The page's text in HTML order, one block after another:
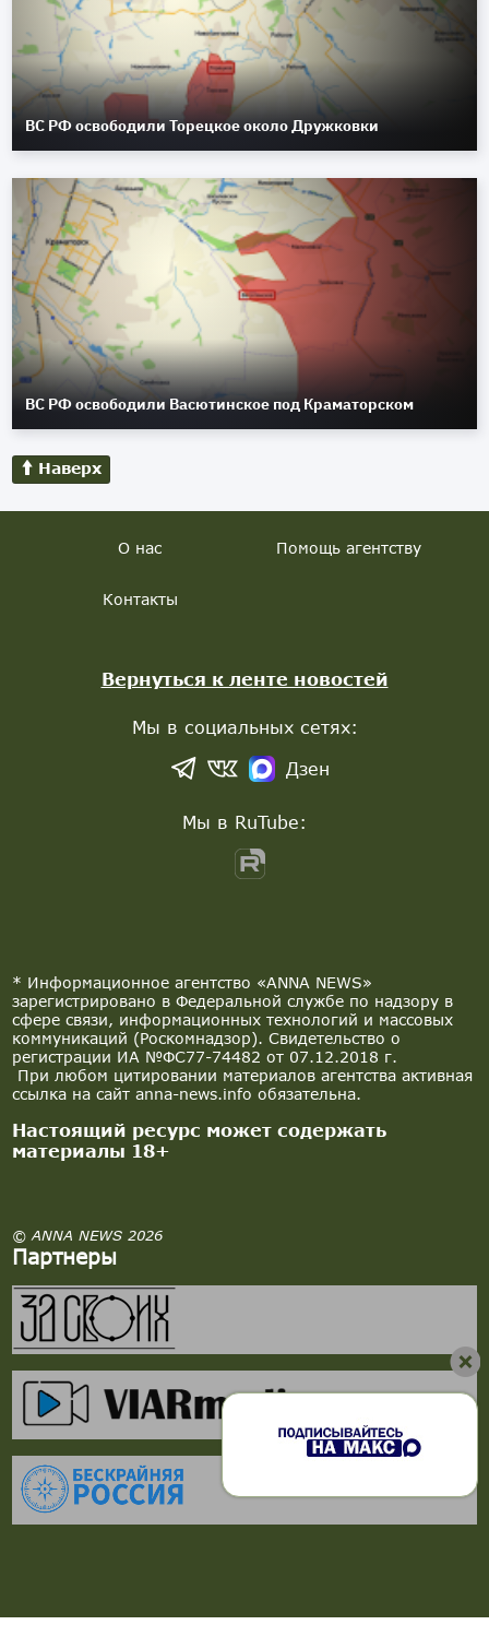
ВС РФ освободили Торецкое около Дружковки
ВС РФ освободили Васютинское под Краматорском
Наверх
* Информационное агентство «ANNA NEWS»
зарегистрировано в Федеральной службе по надзору в
сфере связи, информационных технологий и массовых
коммуникаций (Роскомнадзор). Свидетельство о
регистрации ИА №ФС77-74482 от 07.12.2018 г.
При любом цитировании материалов агентства активная
ссылка на сайт anna-news.info обязательна.
Настоящий ресурс может содержать
материалы 18+
© ANNA NEWS 2026
Партнеры
О нас Помощь агентству
Контакты
Вернуться к ленте новостей
Мы в социальных сетях:
Дзен
Мы в RuTube: